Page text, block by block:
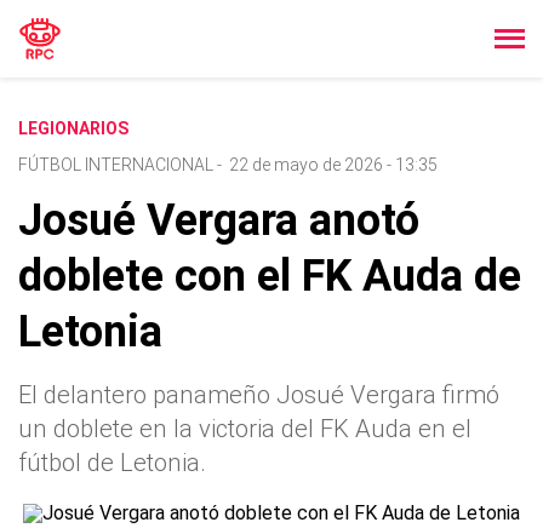
LEGIONARIOS
FÚTBOL INTERNACIONAL
- 22 de mayo de 2026 - 13:35
Josué Vergara anotó
doblete con el FK Auda de
Letonia
El delantero panameño Josué Vergara firmó
un doblete en la victoria del FK Auda en el
fútbol de Letonia.